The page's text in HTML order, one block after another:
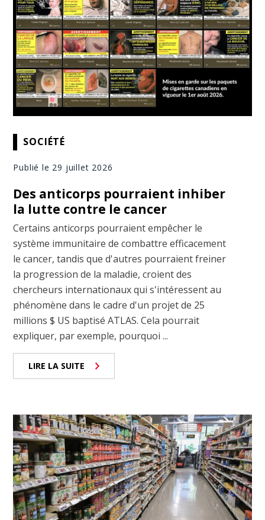
SOCIÉTÉ
Publié le 29 juillet 2026
Des anticorps pourraient inhiber
la lutte contre le cancer
Certains anticorps pourraient empêcher le
système immunitaire de combattre efficacement
le cancer, tandis que d'autres pourraient freiner
la progression de la maladie, croient des
chercheurs internationaux qui s'intéressent au
phénomène dans le cadre d'un projet de 25
millions $ US baptisé ATLAS. Cela pourrait
expliquer, par exemple, pourquoi ...
LIRE LA SUITE